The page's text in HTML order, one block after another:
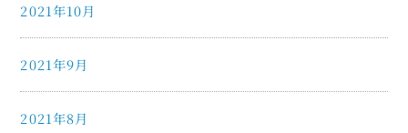
2021年10月
2021年9月
2021年8月